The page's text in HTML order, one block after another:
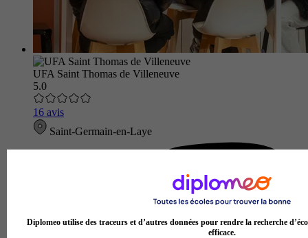
UFA Saint Thomas de Villeneuve
5.0
16 avis
Saint-Germain-en-Laye
Diplomeo utilise des traceurs et d’autres données pour rendre la recherche
efficace.